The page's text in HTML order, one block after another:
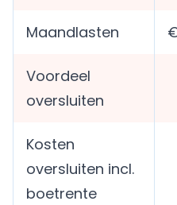
Maandlasten
Voordeel
oversluiten
Kosten
oversluiten incl.
boetrente